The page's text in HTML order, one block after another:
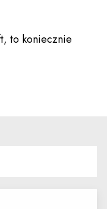
to koniecznie